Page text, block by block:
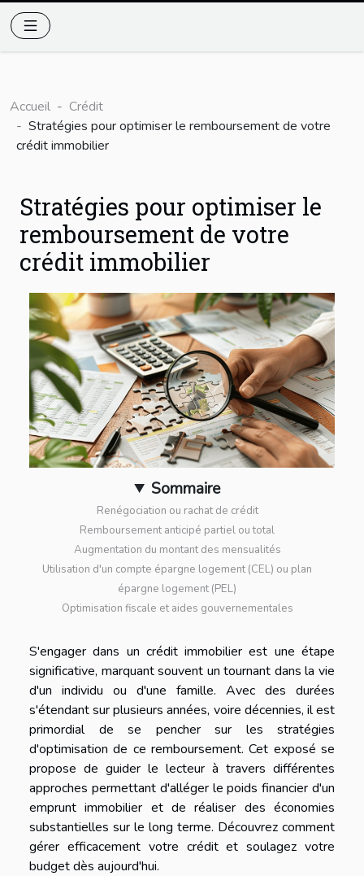
Accueil
Crédit
Stratégies pour optimiser le remboursement de votre
crédit immobilier
Stratégies pour optimiser le
remboursement de votre
crédit immobilier
Sommaire
Renégociation ou rachat de crédit
Remboursement anticipé partiel ou total
Augmentation du montant des mensualités
Utilisation d'un compte épargne logement (CEL) ou plan
épargne logement (PEL)
Optimisation fiscale et aides gouvernementales
S'engager dans un crédit immobilier est une étape
significative, marquant souvent un tournant dans la vie
d'un individu ou d'une famille. Avec des durées
s'étendant sur plusieurs années, voire décennies, il est
primordial de se pencher sur les stratégies
d'optimisation de ce remboursement. Cet exposé se
propose de guider le lecteur à travers différentes
approches permettant d'alléger le poids financier d'un
emprunt immobilier et de réaliser des économies
substantielles sur le long terme. Découvrez comment
gérer efficacement votre crédit et soulagez votre
budget dès aujourd'hui.